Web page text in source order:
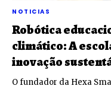
NOTICIAS
Robótica
climático: A
inovação
O fundador da Hexa